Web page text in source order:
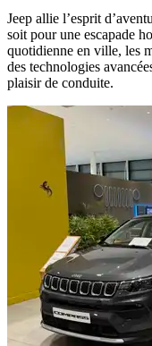
Jeep allie l’esprit
soit pour une escapade
quotidienne en ville, les
des technologies
plaisir de conduite.